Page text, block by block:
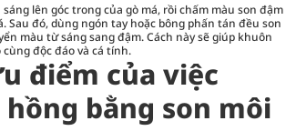
lên góc trong của gò má, rồi chấm màu son đậm
Sau đó, dùng ngón tay hoặc bông phấn tán đều son
màu từ sáng sang đậm. Cách này sẽ giúp khuôn
độc đáo và cá tính.
điểm của việc
bằng son môi